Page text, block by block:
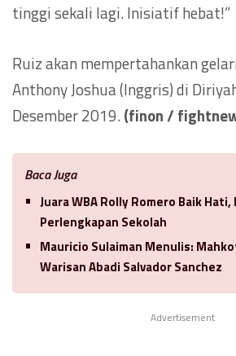
tinggi sekali lagi. Inisiatif hebat!”
Ruiz akan mempertahankan
Anthony Joshua (Inggris) di
Desember 2019.(finon /
Baca Juga
Juara WBA Rolly Romero Baik Hati,
Perlengkapan Sekolah
Mauricio Sulaiman Menulis:
Warisan Abadi Salvador Sanchez
Advertisement